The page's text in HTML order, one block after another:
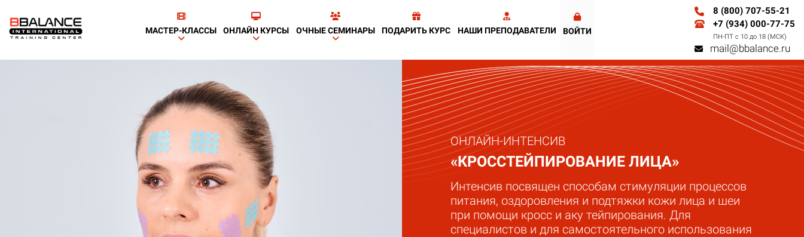
МАСТЕР-КЛАССЫ ОНЛАЙН КУРСЫ ОЧНЫЕ СЕМИНАРЫ ПОДАРИТЬ КУРС НАШИ ПРЕПОДАВАТЕЛИ ВОЙТИ
8 (800) 707-55-21
+7 (934) 000-77-75
ПН-ПТ с 10 до 18 (МСК)
mail@bbalance.ru
ОНЛАЙН-ИНТЕНСИВ
«КРОССТЕЙПИРОВАНИЕ ЛИЦА»
Интенсив посвящен способам стимуляции процессов
питания, оздоровления и подтяжки кожи лица и шеи
при помощи кросс и аку тейпирования. Для
специалистов и для самостоятельного использования